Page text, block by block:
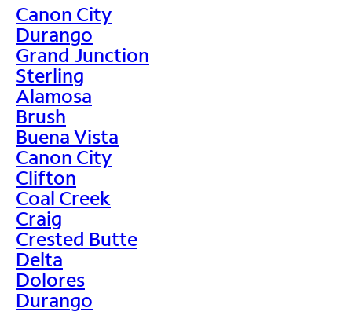
Canon City
Durango
Grand Junction
Sterling
Alamosa
Brush
Buena Vista
Canon City
Clifton
Coal Creek
Craig
Crested Butte
Delta
Dolores
Durango